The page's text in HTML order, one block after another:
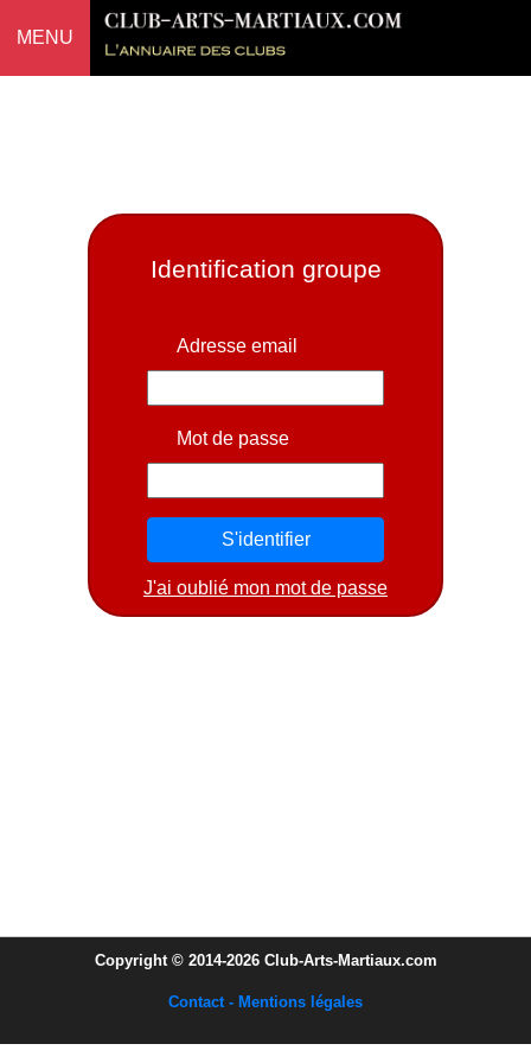
MENU
Identification groupe
Adresse email
Mot de passe
J'ai oublié mon mot de passe
Copyright © 2014-2026 Club-Arts-Martiaux.com
Contact - Mentions légales